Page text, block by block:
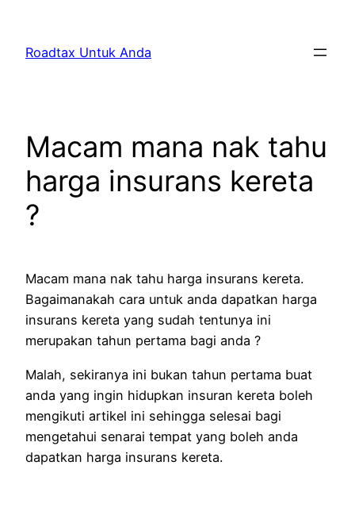
content
Roadtax Untuk Anda
Macam mana nak tahu
harga insurans kereta
?
Macam mana nak tahu harga insurans kereta.
Bagaimanakah cara untuk anda dapatkan harga
insurans kereta yang sudah tentunya ini
merupakan tahun pertama bagi anda ?
Malah, sekiranya ini bukan tahun pertama buat
anda yang ingin hidupkan insuran kereta boleh
mengikuti artikel ini sehingga selesai bagi
mengetahui senarai tempat yang boleh anda
dapatkan harga insurans kereta.